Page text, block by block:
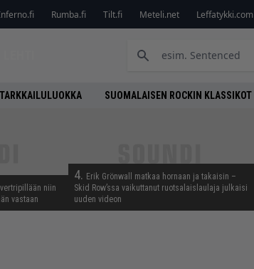
Rumba.fi Tilt.fi Meteli.net Leffatykki.com
TARKKAILULUOKKA SUOMALAISEN ROCKIN KLASSIKOT
niin
vastaan
4. Erik Grönwall matkaa hornaan ja takaisin –
Skid Row’ssa vaikuttanut ruotsalaislaulaja julkaisi
uuden videon